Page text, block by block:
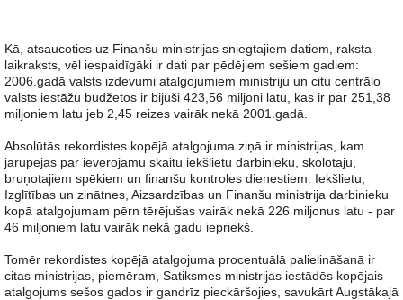
Kā, atsaucoties uz Finanšu ministrijas sniegtajiem datiem, raksta
laikraksts, vēl iespaidīgāki ir dati par pēdējiem sešiem gadiem:
2006.gadā valsts izdevumi atalgojumiem ministriju un citu centrālo
valsts iestāžu budžetos ir bijuši 423,56 miljoni latu, kas ir par 251,38
miljoniem latu jeb 2,45 reizes vairāk nekā 2001.gadā.
Absolūtās rekordistes kopējā atalgojuma ziņā ir ministrijas, kam
jārūpējas par ievērojamu skaitu iekšlietu darbinieku, skolotāju,
bruņotajiem spēkiem un finanšu kontroles dienestiem: Iekšlietu,
Izglītības un zinātnes, Aizsardzības un Finanšu ministrija darbinieku
kopā atalgojumam pērn tērējušas vairāk nekā 226 miljonus latu - par
46 miljoniem latu vairāk nekā gadu iepriekš.
Tomēr rekordistes kopējā atalgojuma procentuālā palielināšanā ir
citas ministrijas, piemēram, Satiksmes ministrijas iestādēs kopējais
atalgojums sešos gados ir gandrīz pieckāršojies, savukārt Augstākajā